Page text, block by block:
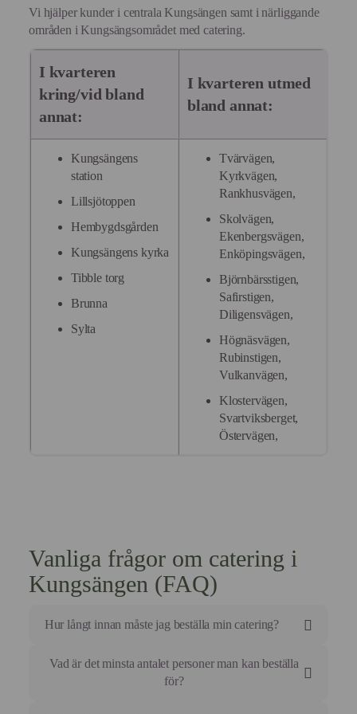
Vi hjälper kunder i centrala Kungsängen samt i närliggande
områden i Kungsängsområdet med catering.
I kvarteren
kring/vid bland
annat:
I kvarteren utmed
bland annat:
Kungsängens
station
Lillsjötoppen
Hembygdsgården
Kungsängens kyrka
Tibble torg
Brunna
Sylta
Tvärvägen,
Kyrkvägen,
Rankhusvägen,
Skolvägen,
Ekenbergsvägen,
Enköpingsvägen,
Björnbärsstigen,
Safirstigen,
Diligensvägen,
Högnäsvägen,
Rubinstigen,
Vulkanvägen,
Klostervägen,
Svartviksberget,
Östervägen,
Vanliga frågor om catering i
Kungsängen (FAQ)
Hur långt innan måste jag beställa min catering?
För mindre beställningar som luncher eller mötesmat
brukar vi behöva din order minst 3 arbetsdagar i
Vad är det minsta antalet personer man kan beställa
för?